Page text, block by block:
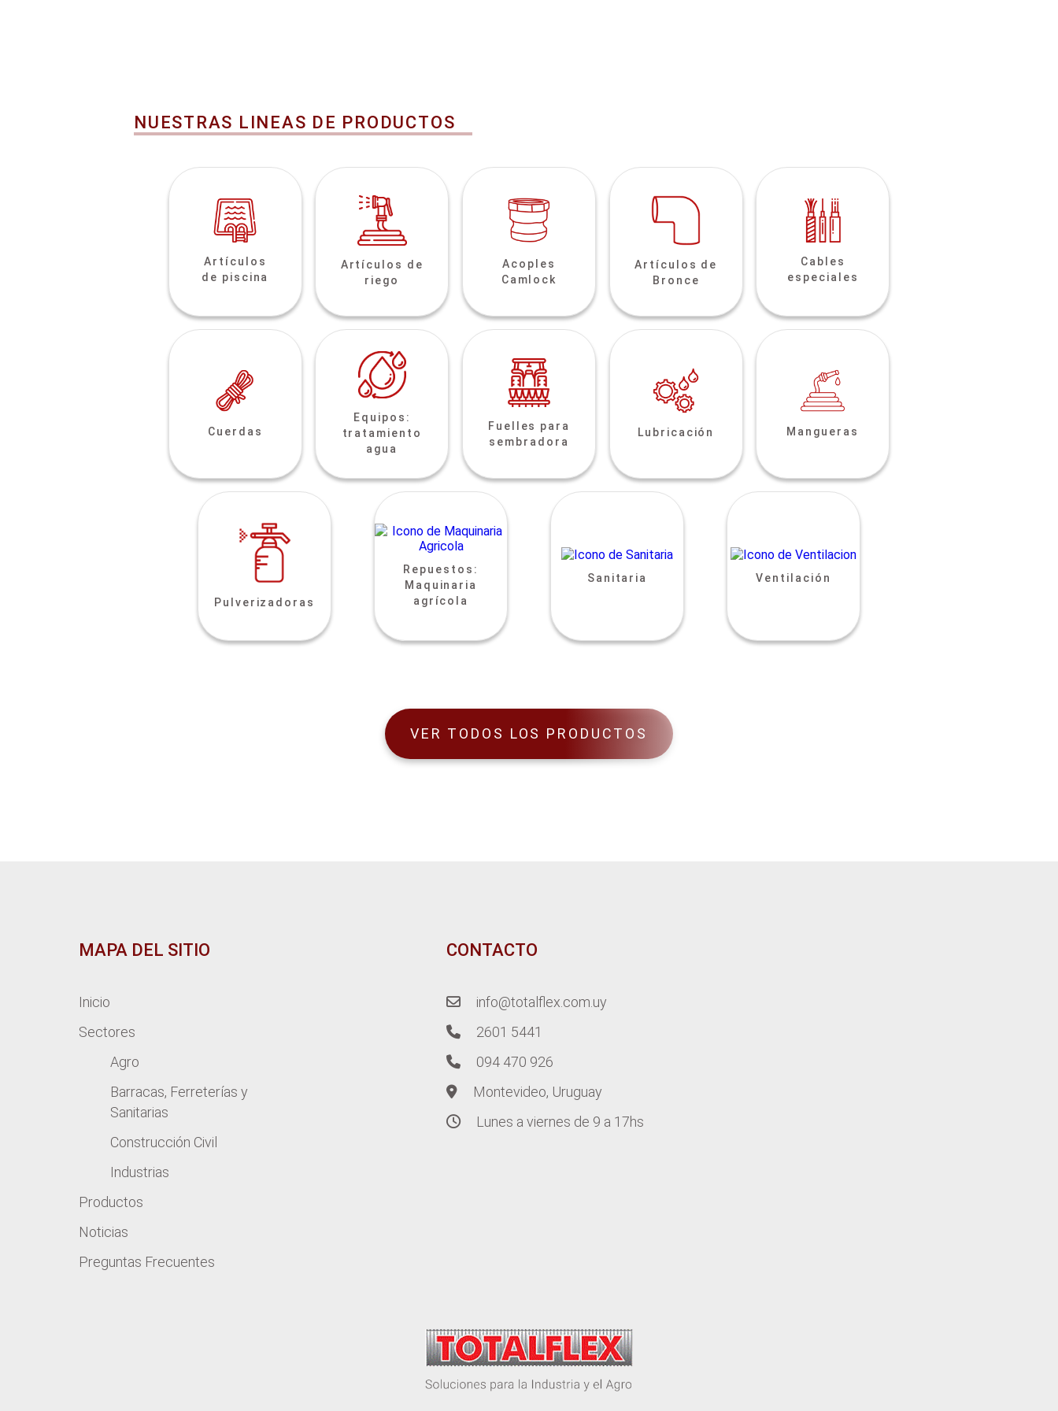
NUESTRAS LINEAS DE PRODUCTOS
Artículos
de piscina
Artículos de
riego
Acoples
Camlock
Artículos de
Bronce
Cables
especiales
Cuerdas
Equipos:
tratamiento
agua
Fuelles para
sembradora
Lubricación Mangueras
Pulverizadoras
Repuestos:
Maquinaria
agrícola
Sanitaria Ventilación
VER TODOS LOS PRODUCTOS
MAPA DEL SITIO
Inicio
Sectores
Agro
Barracas, Ferreterías y
Sanitarias
Construcción Civil
Industrias
Productos
Noticias
Preguntas Frecuentes
CONTACTO
info@totalflex.com.uy
2601 5441
094 470 926
Montevideo, Uruguay
Lunes a viernes de 9 a 17hs